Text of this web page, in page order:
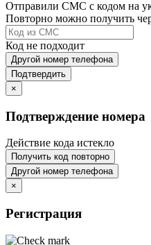
Отправили СМС с кодом на
Повторно можно получить
Код не подходит
Другой номер телефона
Подтвердить
×
Подтверждение номера
Действие кода истекло
Получить код повторно
Другой номер телефона
×
Регистрация